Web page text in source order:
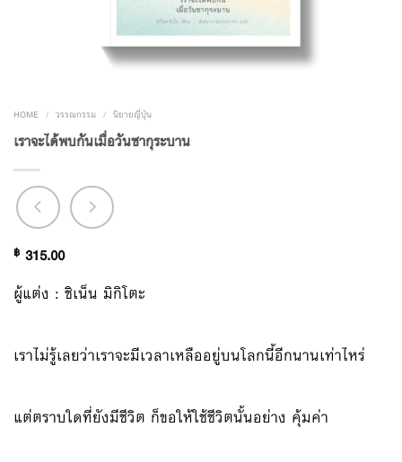
HOME / วรรณกรรม / นิยายญี่ปุ่น
เราจะได้พบกันเมื่อวันซากุระบาน
฿ 315.00
ผู้แต่ง : ชิเน็น มิกิโตะ
เราไม่รู้เลยว่าเราจะมีเวลาเหลืออยู่บนโลกนี้อีกนานเท่าไหร่
แต่ตราบใดที่ยังมีชีวิต ก็ขอให้ใช้ชีวิตนั้นอย่าง คุ้มค่า